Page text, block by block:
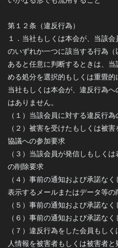
第１２条（違反行為）
１．当社もしくは本会が、当該
のいずれか一つに該当する行為
あると任意に判断するときは、
める処分を選択的もしくは重畳的
当社もしくは本会が、違反行為
はありません。
（１）当該会員に対する違反行
（２）被害を受けたもしくは被
協議への参加要求
（３）当該会員が発信しもしく
の削除要求
（４）事前の通知および承諾な
表示するメールまたはデータ等の
（５）事前の通知および承諾な
（６）事前の通知および承諾な
（７）違反行為をした会員もし
人情報を被害者もしくは被害者